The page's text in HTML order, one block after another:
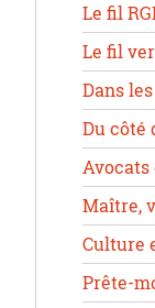
Le fil
Le fil
Dans
Du côté
Avocats
Maître,
Culture
Prête-